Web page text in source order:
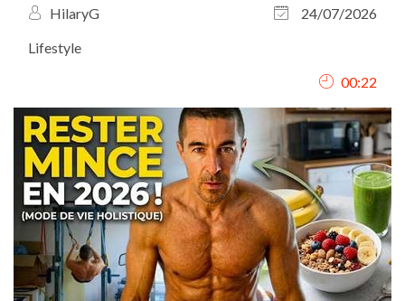
HilaryG
24/07/2026
Lifestyle
00:22